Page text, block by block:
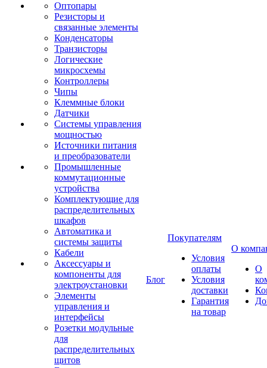
Оптопары
Резисторы и
связанные элементы
Конденсаторы
Транзисторы
Логические
микросхемы
Контроллеры
Чипы
Клеммные блоки
Датчики
Системы управления
мощностью
Источники питания
и преобразователи
Промышленные
коммутационные
устройства
Комплектующие для
распределительных
шкафов
Автоматика и
системы защиты
Кабели
Аксессуары и
компоненты для
электроустановки
Элементы
управления и
интерфейсы
Розетки модульные
для
распределительных
щитов
Блог
Покупателям
Условия
оплаты
Условия
доставки
Гарантия
на товар
О
О